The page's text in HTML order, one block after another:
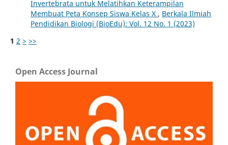
Invertebrata untuk Melatihkan Keterampilan
Membuat Peta Konsep Siswa Kelas X , Berkala Ilmiah
Pendidikan Biologi (BioEdu): Vol. 12 No. 1 (2023)
1 2 > >>
Open Access Journal